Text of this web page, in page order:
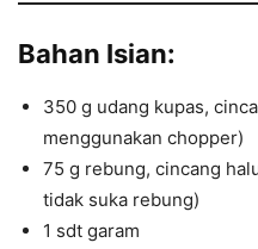
Bahan Isian:
350 g udang kupas,
menggunakan chopper)
75 g rebung, cincang
tidak suka rebung)
1 sdt garam